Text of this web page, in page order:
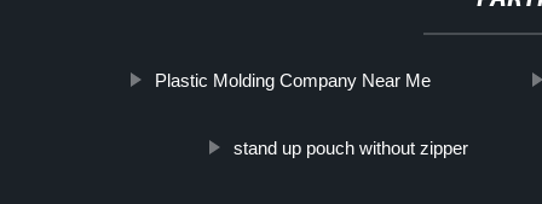
Plastic Molding Company Near Me
stand up pouch without zipper